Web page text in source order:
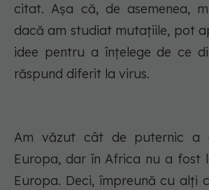
citat. Așa că, de asemenea,
dacă am studiat mutațiile, pot
idee pentru a înțelege de ce
răspund diferit la virus.
Am văzut cât de puternic a
Europa, dar în Africa nu a fost
Europa. Deci, împreună cu alți